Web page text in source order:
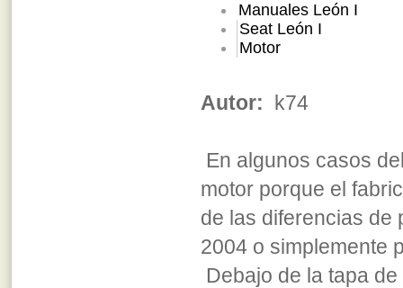
Manuales León I
Seat León I
Motor
Autor: k74
En algunos casos
motor porque el
de las diferencias de
2004 o simplemente
Debajo de la tapa